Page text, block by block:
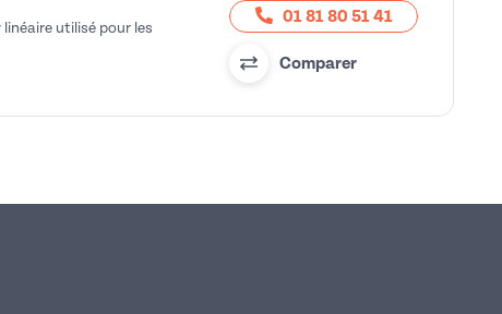
utilisé pour les
01 81 80 51 41
Comparer